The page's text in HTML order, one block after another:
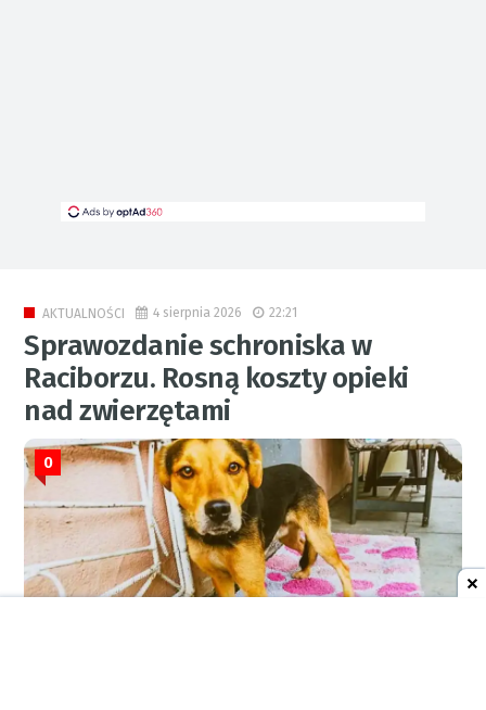
AKTUALNOŚCI 4 sierpnia 2026 22:21
Sprawozdanie schroniska w
Raciborzu. Rosną koszty opieki
nad zwierzętami
0